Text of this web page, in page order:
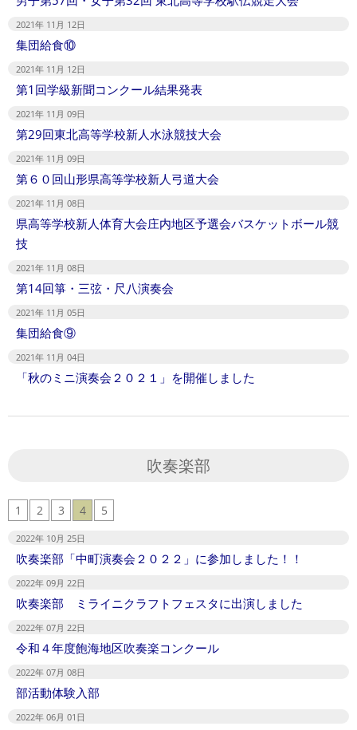
2021年 11月 12日
集団給食⑩
2021年 11月 12日
第1回学級新聞コンクール結果発表
2021年 11月 09日
第29回東北高等学校新人水泳競技大会
2021年 11月 09日
第６０回山形県高等学校新人弓道大会
2021年 11月 08日
県高等学校新人体育大会庄内地区予選会バスケットボール競
技
2021年 11月 08日
第14回箏・三弦・尺八演奏会
2021年 11月 05日
集団給食⑨
2021年 11月 04日
「秋のミニ演奏会２０２１」を開催しました
吹奏楽部
1 2 3 4 5
2022年 10月 25日
吹奏楽部「中町演奏会２０２２」に参加しました！！
2022年 09月 22日
吹奏楽部 ミライニクラフトフェスタに出演しました
2022年 07月 22日
令和４年度飽海地区吹奏楽コンクール
2022年 07月 08日
部活動体験入部
2022年 06月 01日